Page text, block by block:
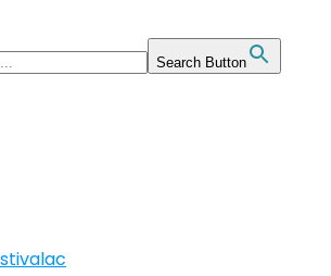
Search Button